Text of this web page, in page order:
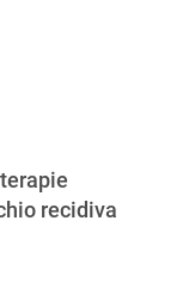
recidiva